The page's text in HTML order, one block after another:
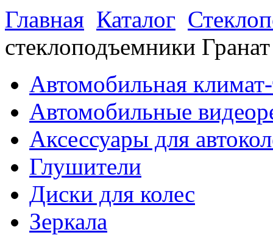
Главная Каталог
стеклоподъемники
Автомобильная
Автомобильные
Аксессуары для
Глушители
Диски для колес
Зеркала